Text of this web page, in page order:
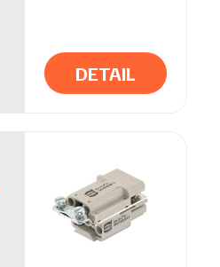
DETAIL